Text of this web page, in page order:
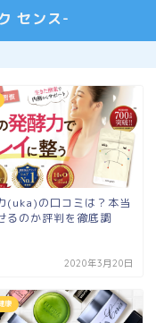
センス-
(uka)の口コミは？本当
るのか評判を徹底調
2020年3月20日
康